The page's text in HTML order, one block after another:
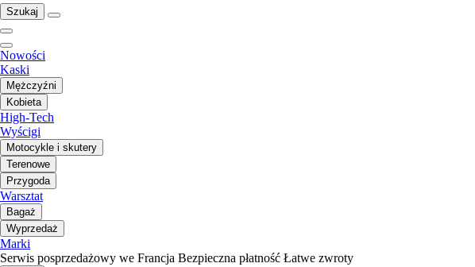
Szukaj
Nowości
Kaski
Mężczyźni
Kobieta
High-Tech
Wyścigi
Motocykle i skutery
Terenowe
Przygoda
Warsztat
Bagaż
Wyprzedaż
Marki
Serwis posprzedażowy we Francja Bezpieczna płatność Łatwe zwroty